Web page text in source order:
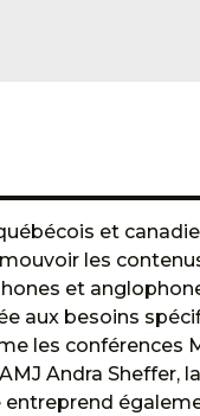
et
les
et
aux besoins
les conférences
Andra Sheffer,
entreprend